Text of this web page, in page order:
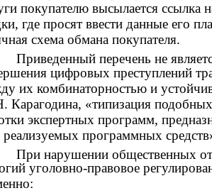
покупателю высылается ссылка
где просят ввести данные его
схема обмана покупателя.
Приведенный перечень не
цифровых преступлений
их комбинаторностью и
Карагодина, «типизация
экспертных программ,
программных
При нарушении общественных
уголовно-правовое